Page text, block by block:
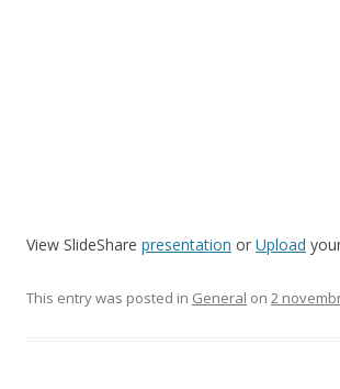
View SlideShare presentation or Upload
This entry was posted in General on 2